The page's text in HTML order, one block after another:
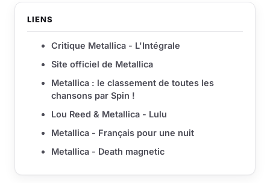
LIENS
Critique Metallica - L'Intégrale
Site officiel de Metallica
Metallica : le classement de toutes les
chansons par Spin !
Lou Reed & Metallica - Lulu
Metallica - Français pour une nuit
Metallica - Death magnetic